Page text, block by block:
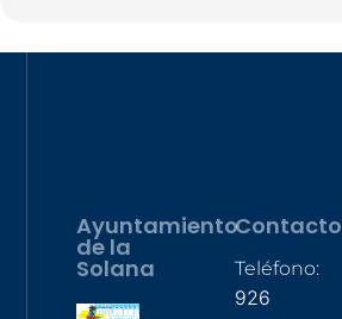
Ayuntamiento
de la
Solana
Contacto
Teléfono:
926